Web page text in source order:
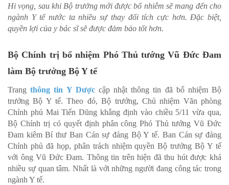
Hi vọng, sau khi Bộ trưởng mới được bổ nhiễm sẽ mang đến cho
ngành Y tế nước ta nhiều sự thay đổi tích cực hơn. Đặc biệt,
quyền lợi của y bác sĩ sẽ được đảm bảo tốt hơn.
Bộ Chính trị bổ nhiệm Phó Thủ tướng Vũ Đức Đam
làm Bộ trưởng Bộ Y tế
Trangthông tin Y Dượccập nhật thông tin đã bổ nhiệm Bộ
trưởng Bộ Y tế. Theo đó, Bộ trưởng, Chủ nhiệm Văn phòng
Chính phủ Mai Tiến Dũng khẳng định vào chiều 5/11 vừa qua,
Bộ Chính trị có quyết định phân công Phó Thủ tướng Vũ Đức
Đam kiêm Bí thư Ban Cán sự đảng Bộ Y tế. Ban Cán sự đảng
Chính phủ đã họp, phân trách nhiệm quyền Bộ trưởng Bộ Y tế
với ông Vũ Đức Đam. Thông tin trên hiện đã thu hút được khá
nhiều sự quan tâm. Nhất là với những người đang công tác trong
ngành Y tế.